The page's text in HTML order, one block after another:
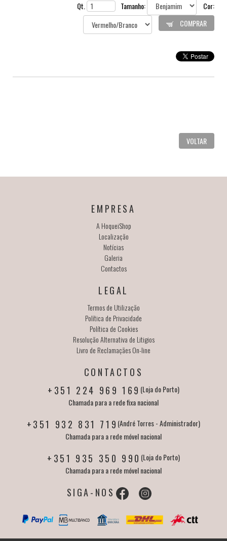
Qt. Tamanho:
Cor:
COMPRAR
VOLTAR
EMPRESA
A HoqueiShop
Localização
Notícias
Galeria
Contactos
LEGAL
Termos de Utilização
Política de Privacidade
Política de Cookies
Resolução Alternativa de Litigios
Livro de Reclamaçães On-line
CONTACTOS
+351 224 969 169 (Loja do Porto)
Chamada para a rede fixa nacional
+351 932 831 719 (André Torres - Administrador)
Chamada para a rede móvel nacional
+351 935 350 990 (Loja do Porto)
Chamada para a rede móvel nacional
SIGA-NOS